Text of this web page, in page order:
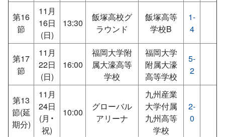
第16
節
11月
16日
(日)
13:30
飯塚高校グ
ラウンド
飯塚高等
学校B
1-
4
第17
節
11月
22日
(日)
16:00
福岡大学附
属大濠高等
学校
福岡大学
附属大濠
高等学校
5-
2
第13
節(延
期分)
11月
24日
(月・
祝)
10:00
グローバル
アリーナ
九州産業
大学付属
九州高等
学校
2-
0